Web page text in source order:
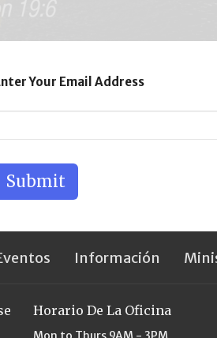
Your Email Address
Submit
Información
Horario De La Oficina